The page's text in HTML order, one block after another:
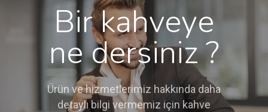
Bir kahveye
ne dersiniz ?
Ürün ve hizmetlerimiz hakkında daha
detaylı bilgi vermemiz için kahve